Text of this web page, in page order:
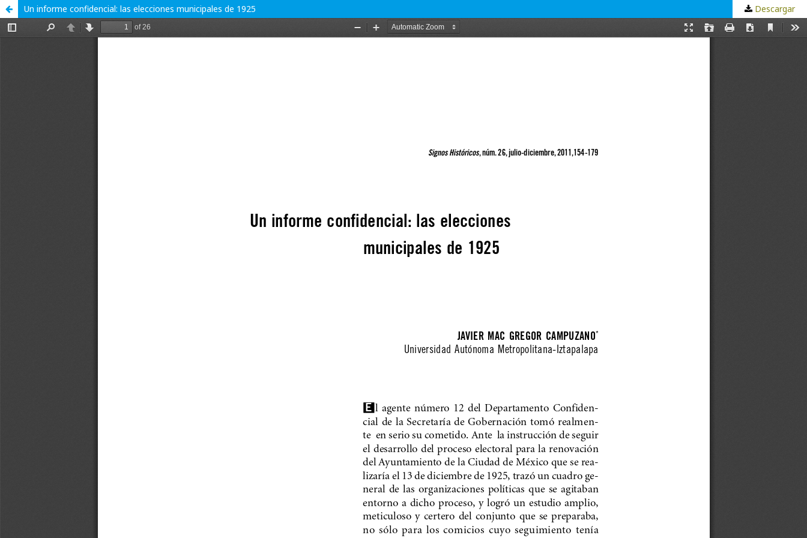
Un informe confidencial: las elecciones municipales de 1925 Descargar